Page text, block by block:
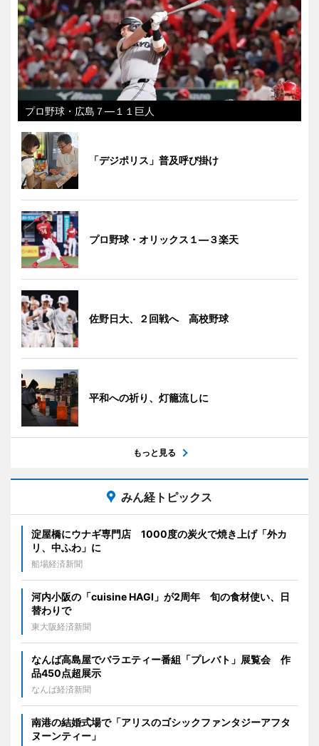
プロ野球・広島７―１１巨人
「デジポリス」普及呼び掛け
プロ野球・オリックス１―３楽天
佐野日大、２回戦へ 高校野球
平和への祈り、灯籠流しに
もっと見る
みん経トピックス
淀屋橋にウナギ専門店 1000度の炭火で焼き上げ「外カ
リ、中ふわ」に
船場経済新聞
河内小阪の「cuisine HAGI」が2周年 旬の食材使い、日
替わりで
東大阪経済新聞
なんば高島屋でバラエティー番組「プレバト」展覧会 作
品450点超展示
なんば経済新聞
南港の結婚式場で「アリスのゴシックファンタジーアフタ
ヌーンティー」